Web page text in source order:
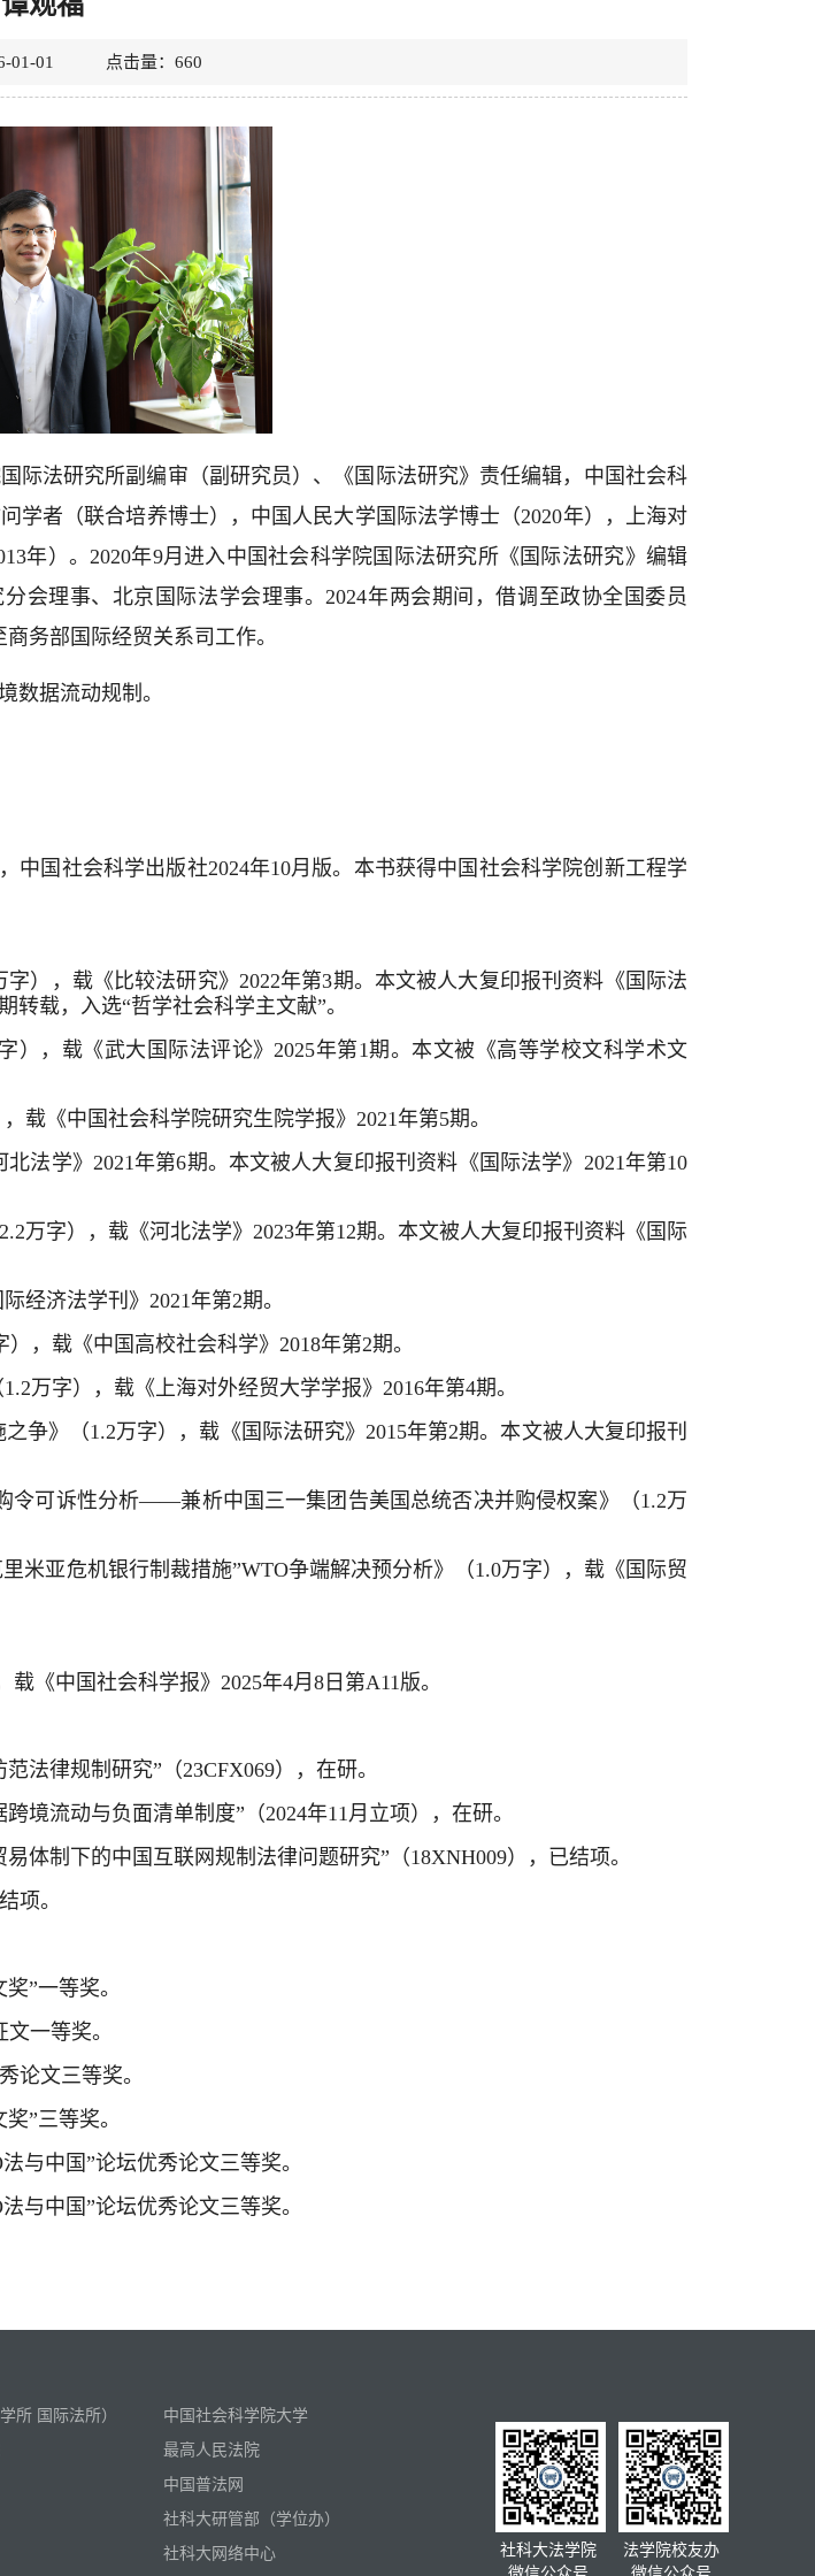
01-01 点击量： 660
际法研究所副编审（副研究员）、《国际法研究》责任编辑，中国社会科
学者（联合培养博士），中国人民大学国际法学博士（2020年），上海对
年）。 2020年9月进入中国社会科学院国际法研究所《国际法研究》编辑
会理事、北京国际法学会理事。 2024年两会期间，借调至政协全国委员
商务部国际经贸关系司工作。
数据流动规制。
中国社会科学出版社2024年10月版。本书获得中国社会科学院创新工程学
），载《比较法研究》2022年第3期。本文被人大复印报刊资料《国际法
转载，入选“哲学社会科学主文献”。
），载《武大国际法评论》2025年第1期。本文被《高等学校文科学术文
载《中国社会科学院研究生院学报》2021年第5期。
法学》2021年第6期。本文被人大复印报刊资料《国际法学》2021年第10
万字），载《河北法学》2023年第12期。本文被人大复印报刊资料《国际
经济法学刊》2021年第2期。
，载《中国高校社会科学》2018年第2期。
万字），载《上海对外经贸大学学报》2016年第4期。
争》（1.2万字），载《国际法研究》2015年第2期。本文被人大复印报刊
令可诉性分析——兼析中国三一集团告美国总统否决并购侵权案》（1.2万
亚危机银行制裁措施”WTO争端解决预分析》（1.0万字），载《国际贸
《中国社会科学报》2025年4月8日第A11版。
法律规制研究”（23CFX069），在研。
流动与负面清单制度”（2024年11月立项），在研。
体制下的中国互联网规制法律问题研究”（18XNH009），已结项。
项。
”一等奖。
一等奖。
论文三等奖。
”三等奖。
与中国”论坛优秀论文三等奖。
与中国”论坛优秀论文三等奖。
所 国际法所）
中国社会科学院大学
最高人民法院
中国普法网
社科大研管部（学位办）
社科大网络中心
社科大法学院
法学院校友办